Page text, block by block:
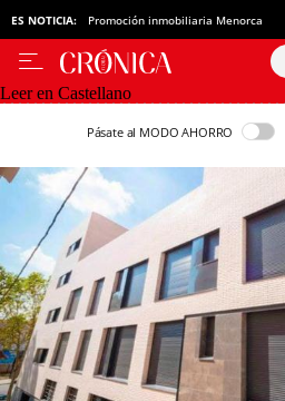
ES NOTICIA: Promoción inmobiliaria Menorca
Leer en Castellano
Pásate al MODO AHORRO